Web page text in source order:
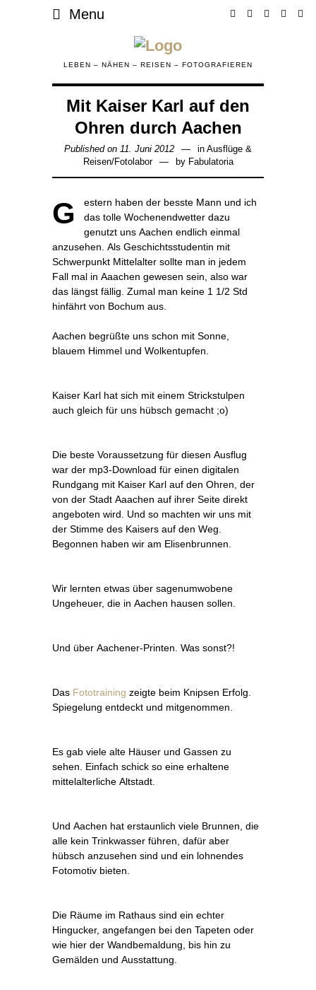
Menu
LEBEN – NÄHEN – REISEN – FOTOGRAFIEREN
Mit Kaiser Karl auf den
Ohren durch Aachen
Published on 11. Juni 2012 28.
Juli
2020
in Ausflüge &
Reisen/Fotolabor by Fabulatoria
Gestern haben der besste Mann und ich
das tolle Wochenendwetter dazu
genutzt uns Aachen endlich einmal
anzusehen. Als Geschichtsstudentin mit
Schwerpunkt Mittelalter sollte man in jedem
Fall mal in Aaachen gewesen sein, also war
das längst fällig. Zumal man keine 1 1/2 Std
hinfährt von Bochum aus.
Aachen begrüßte uns schon mit Sonne,
blauem Himmel und Wolkentupfen.
Kaiser Karl hat sich mit einem Strickstulpen
auch gleich für uns hübsch gemacht ;o)
Die beste Voraussetzung für diesen Ausflug
war der mp3-Download für einen digitalen
Rundgang mit Kaiser Karl auf den Ohren, der
von der Stadt Aaachen auf ihrer Seite direkt
angeboten wird. Und so machten wir uns mit
der Stimme des Kaisers auf den Weg.
Begonnen haben wir am Elisenbrunnen.
Wir lernten etwas über sagenumwobene
Ungeheuer, die in Aachen hausen sollen.
Und über Aachener-Printen. Was sonst?!
Das Fototraining zeigte beim Knipsen Erfolg.
Spiegelung entdeckt und mitgenommen.
Es gab viele alte Häuser und Gassen zu
sehen. Einfach schick so eine erhaltene
mittelalterliche Altstadt.
Und Aachen hat erstaunlich viele Brunnen, die
alle kein Trinkwasser führen, dafür aber
hübsch anzusehen sind und ein lohnendes
Fotomotiv bieten.
Die Räume im Rathaus sind ein echter
Hingucker, angefangen bei den Tapeten oder
wie hier der Wandbemaldung, bis hin zu
Gemälden und Ausstattung.